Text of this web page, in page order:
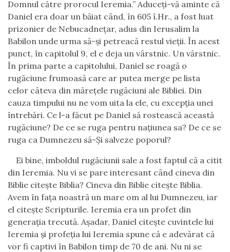
Domnul către prorocul Ieremia.” Aduceți-vă aminte că
Daniel era doar un băiat când, în 605 î.Hr., a fost luat
prizonier de Nebucadnețar, adus din Ierusalim la
Babilon unde urma să-și petreacă restul vieții. În acest
punct, în capitolul 9, el e deja un vârstnic. Un vărstnic.
În prima parte a capitolului, Daniel se roagă o
rugăciune frumoasă care ar putea merge pe lista
celor câteva din mărețele rugăciuni ale Bibliei. Din
cauza timpului nu ne vom uita la ele, cu excepția unei
întrebări. Ce l-a făcut pe Daniel să rostească această
rugăciune? De ce se ruga pentru națiunea sa? De ce se
ruga ca Dumnezeu să-Și salveze poporul?
Ei bine, imboldul rugăciunii sale a fost faptul că a citit
din Ieremia. Nu vi se pare interesant când cineva din
Biblie citește Biblia? Cineva din Biblie citește Biblia.
Avem în fața noastră un mare om al lui Dumnezeu, iar
el citește Scripturile. Ieremia era un profet din
generația trecută. Așadar, Daniel citește cuvintele lui
Ieremia și profeția lui Ieremia spune că e adevărat că
vor fi captivi în Babilon timp de 70 de ani. Nu ni se